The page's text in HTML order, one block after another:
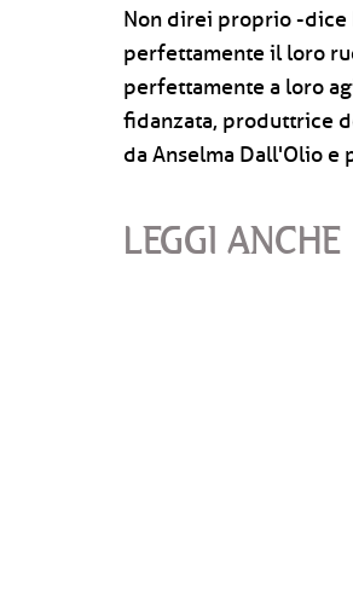
Non direi proprio -dice
perfettamente il loro
perfettamente a loro
fidanzata, produttrice
da Anselma Dall'Olio e
LEGGI ANCHE